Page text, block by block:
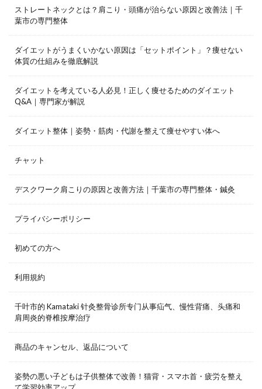
ストレートネックとは？肩こり・頭痛が治らない原因と改善法｜千
葉市の専門整体
ダイエットがうまくいかない原因は「セットポイント」？痩せない
体質の仕組みを徹底解説
ダイエットを考えている人必見！正しく痩せるためのダイエット
Q&A｜専門家が解説
ダイエット整体｜姿勢・筋肉・代謝を整えて痩せやすい体へ
チャット
デスクワーク肩こりの原因と改善方法｜千葉市の専門整体・鍼灸
プライバシーポリシー
初めての方へ
利用規約
千叶市的 Kamataki 针灸整骨诊所专门从事疝气、慢性背痛、头痛和
肩周炎的脊椎按摩治疗
商品のキャンセル、返品について
姿勢の悪い子どもは子供整体で改善！猫背・スマホ首・疲労を整え